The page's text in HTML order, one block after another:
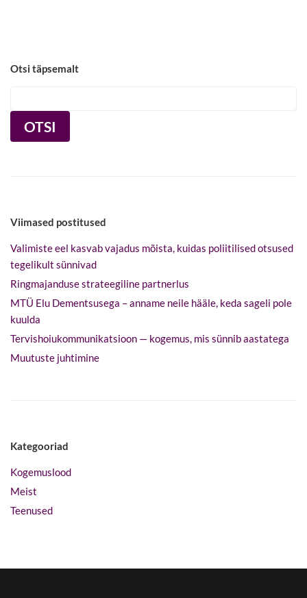
Otsi täpsemalt
OTSI
Viimased postitused
Valimiste eel kasvab vajadus mõista, kuidas poliitilised otsused
tegelikult sünnivad
Ringmajanduse strateegiline partnerlus
MTÜ Elu Dementsusega – anname neile hääle, keda sageli pole
kuulda
Tervishoiukommunikatsioon — kogemus, mis sünnib aastatega
Muutuste juhtimine
Kategooriad
Kogemuslood
Meist
Teenused